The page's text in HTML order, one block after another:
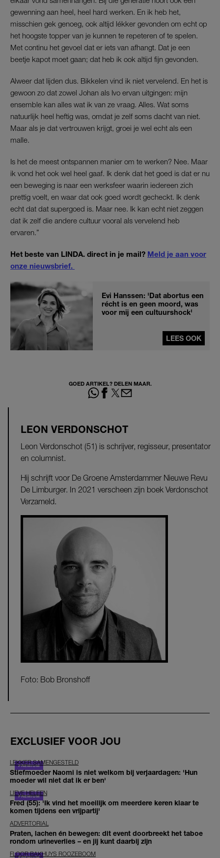
gewenning aan heel, heel hard werken. En ik heb het,
misschien gek genoeg, ook altijd lékker gevonden om echt op
het hoogste topper van je kunnen te repeteren of te spelen.
Met continu het gevoel dat er iets van afhangt. Dat je een
beetje kapot moet gaan; dat heb ik ook altijd fijn gevonden.
Alweer dat lijden dus. Bikkelen vind ik niet vervelend. En het is
gewoon zo dat zowel Johan als Ivo ervan uitgingen: mijn
ensemble kan alles wat ik van ze vraag. Alles. Wat soms
natuurlijk heel heftig was, omdat je zelf soms dacht van niet.
Maar als je dat vertrouwen krijgt, groei je wel echt als een
malle.
Is het de meest ontspannen manier om te werken? Nee. Maar
ik vond het ook wel heel gaaf. Ik denk dat het goed is dat er nu
een beweging is naar een werksfeer waarin iedereen zich
prettig voelt, en waar dat ook goed wordt gecheckt. Ik denk
echt dat dat supergoed is. Maar nee. Ik kan echt niet zeggen
dat ik zelf die andere cultuur vooral als vervelend heb
ervaren.”
Het beste van LINDA. direct in je mail? Meld je aan voor
onze nieuwsbrief.
Evi Hanssen: 'Dat abortus een
récht is en geen moord, was
voor mij een cultuurshock'
LEES OOK
GOED ARTIKEL? DELEN MAAR.
LEON VERDONSCHOT
Leon Verdonschot (51) is schrijver, regisseur, presentator
en columnist.
Hij schrijft voor De Groene Amsterdammer Nieuwe Revu
De Limburger. In 2021 verscheen zijn boek Verdonschot
Verzameld.
Foto: Bob Bronshoff
EXCLUSIEF VOOR JOU
LEKKER SAMENGESTELD
Stiefmoeder Naomi is niet welkom bij verjaardagen: 'Hun
moeder wil niet dat ik er ben'
LIEVE HELEEN
Fred (55): 'Ik vind het moeilijk om meerdere keren klaar te
komen tijdens een vrijpartij'
ADVERTORIAL
Praten, lachen én bewegen: dit event doorbreekt het taboe
rondom urineverlies – en jij kunt daarbij zijn
FLOOR BAKHUYS ROOZEBOOM